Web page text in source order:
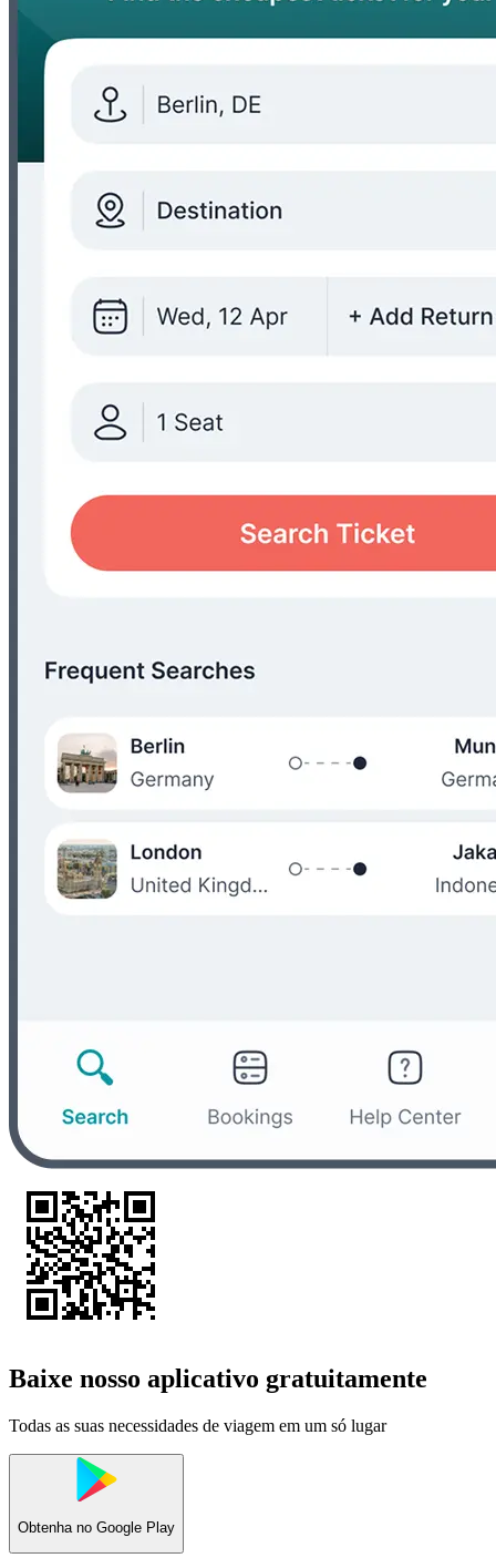
Baixe nosso aplicativo gratuitamente
Todas as suas necessidades de viagem em um só lugar
Obtenha no Google Play